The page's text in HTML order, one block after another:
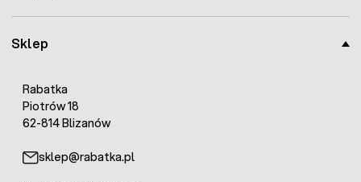
Sklep
Rabatka
Piotrów 18
62-814 Blizanów
sklep@rabatka.pl